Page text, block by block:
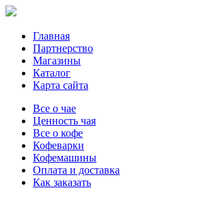
Главная
Партнерство
Магазины
Каталог
Карта сайта
Все о чае
Ценность чая
Все о кофе
Кофеварки
Кофемашины
Оплата и доставка
Как заказать